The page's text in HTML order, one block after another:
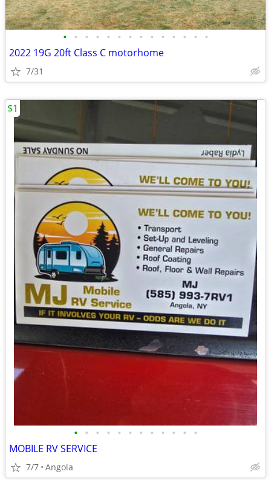
• • • • • • • • • • • • • •
2022 19G 20ft Class C motorhome
7/31
• • • • • • • • • • • •
MOBILE RV SERVICE
7/7 Angola
$1